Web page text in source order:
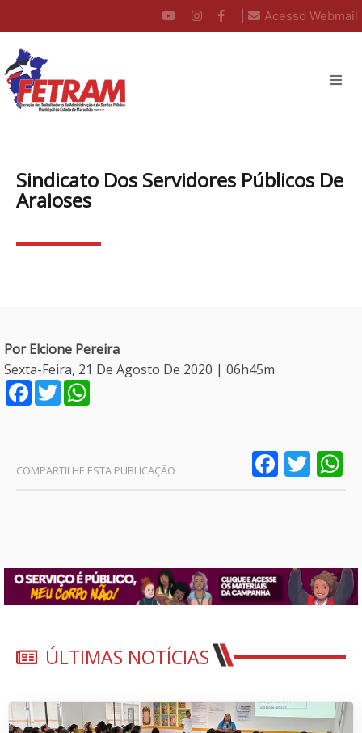
Acesso Webmail
Sindicato Dos Servidores Públicos De
Araioses
Por Elcione Pereira
Sexta-Feira, 21 De Agosto De 2020 | 06h45m
Facebook
Twitter
ÚLTIMAS NOTÍCIAS